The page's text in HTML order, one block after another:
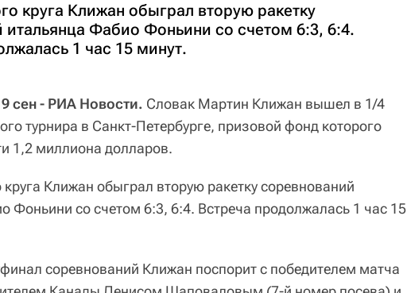
круга Клижан обыграл вторую ракетку
итальянца Фабио Фоньини со счетом 6:3, 6:4.
1 час 15 минут.
сен - РИА Новости. Словак Мартин Клижан вышел в 1/4
турнира в Санкт-Петербурге, призовой фонд которого
1,2 миллиона долларов.
круга Клижан обыграл вторую ракетку соревнований
Фоньини со счетом 6:3, 6:4. Встреча продолжалась 1 час 15
соревнований Клижан поспорит с победителем матча